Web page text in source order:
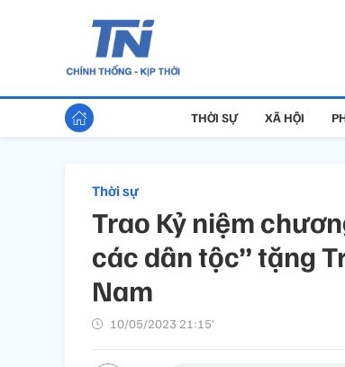
THỜI SỰ XÃ HỘI
Thời sự
Trao Kỷ niệm
các dân tộc” tặng
Nam
10/05/2023 21:15’